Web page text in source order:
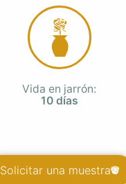
Vida en jarrón:
10 días
Solicitar una muestra